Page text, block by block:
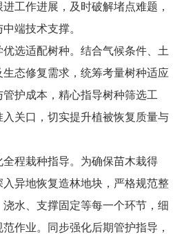
工作进展，及时破解堵点难题，
端技术支撑。
选适配树种。结合气候条件、土
态修复需求，统筹考量树种适应
护成本，精心指导树种筛选工
关口，切实提升植被恢复质量与
程栽种指导。为确保苗木栽得
异地恢复造林地块，严格规范整
水、支撑固定等每一个环节，细
作业。同步强化后期管护指导，